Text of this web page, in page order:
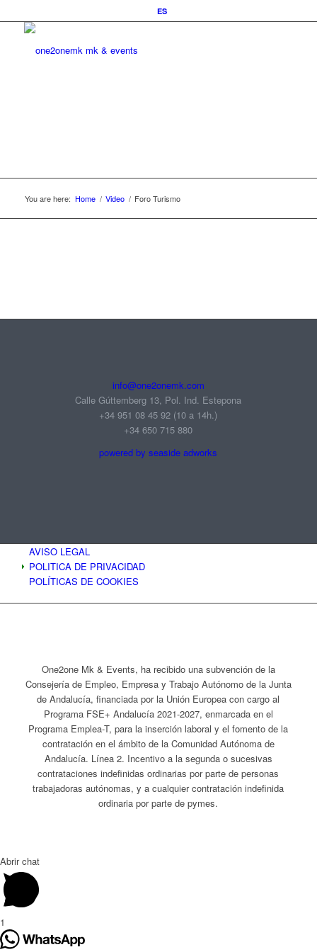
ES
You are here: Home / Video / Foro Turismo
info@one2onemk.com
Calle Gúttemberg 13, Pol. Ind. Estepona
+34 951 08 45 92‬ (10 a 14h.)
+34 650 715 880
powered by seaside adworks
AVISO LEGAL
POLITICA DE PRIVACIDAD
POLÍTICAS DE COOKIES
One2one Mk & Events, ha recibido una subvención de la
Consejería de Empleo, Empresa y Trabajo Autónomo de la Junta
de Andalucía, financiada por la Unión Europea con cargo al
Programa FSE+ Andalucía 2021-2027, enmarcada en el
Programa Emplea-T, para la inserción laboral y el fomento de la
contratación en el ámbito de la Comunidad Autónoma de
Andalucía. Línea 2. Incentivo a la segunda o sucesivas
contrataciones indefinidas ordinarias por parte de personas
trabajadoras autónomas, y a cualquier contratación indefinida
ordinaria por parte de pymes.
Abrir chat
1